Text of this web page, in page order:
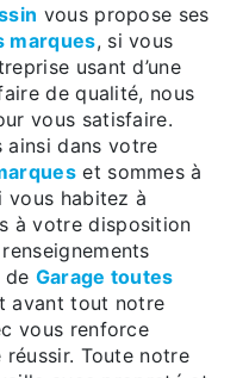
vous propose ses
marques, si vous
usant d’une
de qualité, nous
vous satisfaire.
ainsi dans votre
et sommes à
vous habitez à
à votre disposition
de Garage toutes
avant tout notre
vous renforce
Toute notre